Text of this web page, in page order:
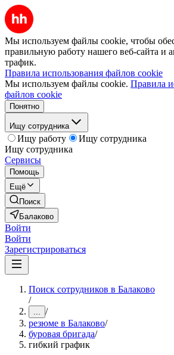
Мы используем файлы cookie, чтобы
правильную работу нашего веб-сайта и
трафик.
Правила использования файлов cookie
Мы используем файлы cookie. Правила
файлов cookie
Понятно
Ищу сотрудника
Ищу работу
Ищу сотрудника
Ищу сотрудника
Сервисы
Помощь
Ещё
Поиск
Балаково
Войти
Войти
Зарегистрироваться
Поиск сотрудников в Балаково
/
... /
резюме в Балаково/
буровая бригада/
гибкий график